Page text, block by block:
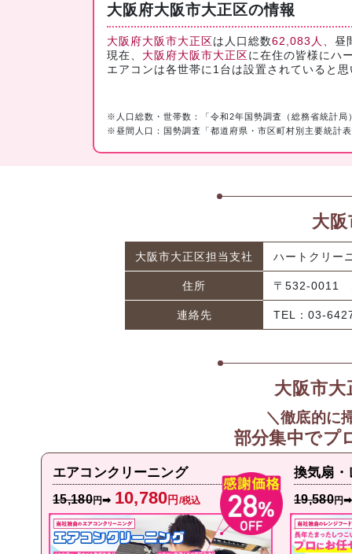
大阪府大阪市大正区の情報
大阪府大阪市大正区は人口総数62,083人
、
現在、 大阪府大阪市大正区に在住の皆様にハ
エアコンは各世帯に1台は設置されていると
※人口総数・世帯数：「令和2年国勢調査（総務省統計局
※昼間人口：国勢調査「都道府県・市区町村別主要統計
大
大阪市大正区担当支社 ハートクリー
住所 〒532-0011
連絡先 TEL：03-
大阪市
＼徹底的に
部分集中でプ
エアコンクリーニング
15,180円➡ 10,780円 /税込
換気扇・
19,580円➡